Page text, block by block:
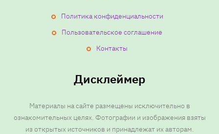
Политика конфиденциальности
Пользовательское соглашение
Контакты
Дисклеймер
Материалы на сайте размещены исключительно в
ознакомительных целях. Фотографии и изображения взяты
из открытых источников и принадлежат их авторам.